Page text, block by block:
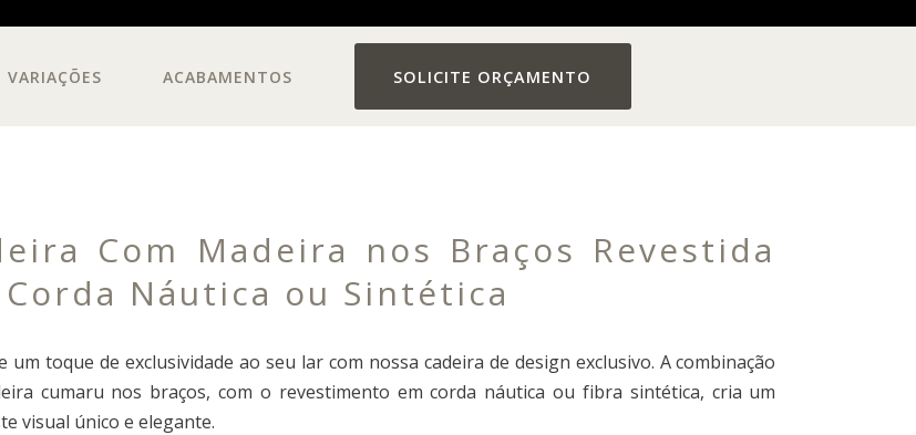
VARIAÇÕES ACABAMENTOS SOLICITE ORÇAMENTO
Com Madeira nos Braços Revestida
Náutica ou Sintética
um toque de exclusividade ao seu lar com nossa cadeira de design exclusivo. A combinação
cumaru nos braços, com o revestimento em corda náutica ou fibra sintética, cria um
visual único e elegante.